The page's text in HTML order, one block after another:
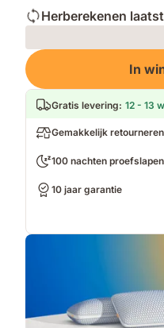
Herberekenen
Loading
In
Gratis levering: 12 - 13
Gemakkelijk retourneren
100 nachten proefslapen
10 jaar garantie